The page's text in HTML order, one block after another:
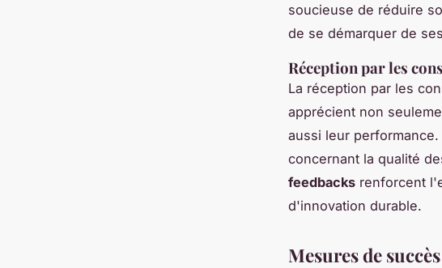
soucieuse de réduire
de se démarquer de
Réception par les
La réception par les
apprécient non
aussi leur
concernant la qualité
feedbacks renforcent
d'innovation durable.
Mesures de